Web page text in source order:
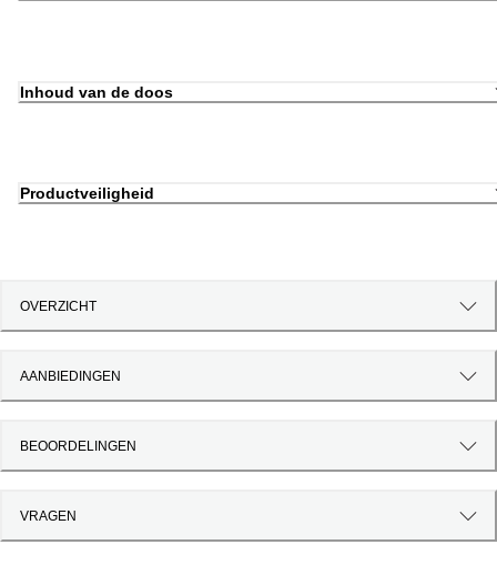
Inhoud van de doos
Productveiligheid
OVERZICHT
AANBIEDINGEN
BEOORDELINGEN
VRAGEN